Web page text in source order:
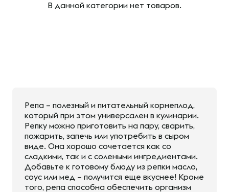
В данной категории нет товаров.
Репа – полезный и питательный корнеплод,
который при этом универсален в кулинарии.
Репку можно приготовить на пару, сварить,
пожарить, запечь или употребить в сыром
виде. Она хорошо сочетается как со
сладкими, так и с солеными ингредиентами.
Добавьте к готовому блюду из репки масло,
соус или мед – получится еще вкуснее! Кроме
того, репа способна обеспечить организм